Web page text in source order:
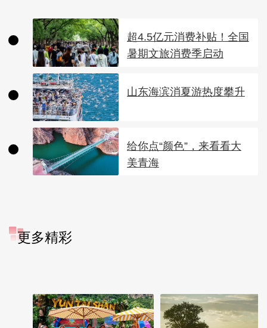
超4.5亿元消费补贴！全国
暑期文旅消费季启动
山东海滨消夏游热度攀升
给你点“颜色”，来看看大
美青海
更多精彩